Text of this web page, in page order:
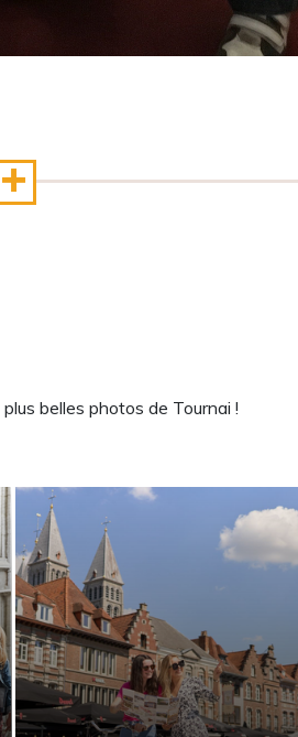
belles photos de Tournai !